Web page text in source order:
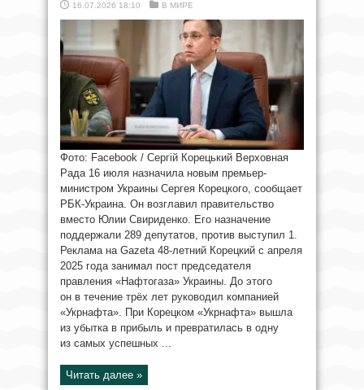
16.07.2026 18:10 В МИРЕ
Фото: Facebook / Сергій Корецький Верховная
Рада 16 июля назначила новым премьер-
министром Украины Сергея Корецкого, сообщает
РБК-Украина. Он возглавил правительство
вместо Юлии Свириденко. Его назначение
поддержали 289 депутатов, против выступил 1.
Реклама на Gazeta 48-летний Корецкий с апреля
2025 года занимал пост председателя
правления «Нафтогаза» Украины. До этого
он в течение трёх лет руководил компанией
«Укрнафта». При Корецком «Укрнафта» вышла
из убытка в прибыль и превратилась в одну
из самых успешных ...
Читать далее »